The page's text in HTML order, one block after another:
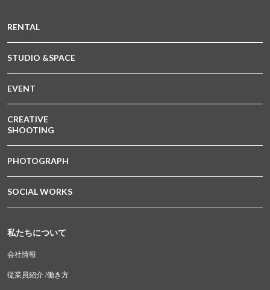
RENTAL
STUDIO &SPACE
EVENT
CREATIVE
SHOOTING
PHOTOGRAPH
SOCIAL WORKS
私たちについて
会社情報
従業員紹介 /働き方